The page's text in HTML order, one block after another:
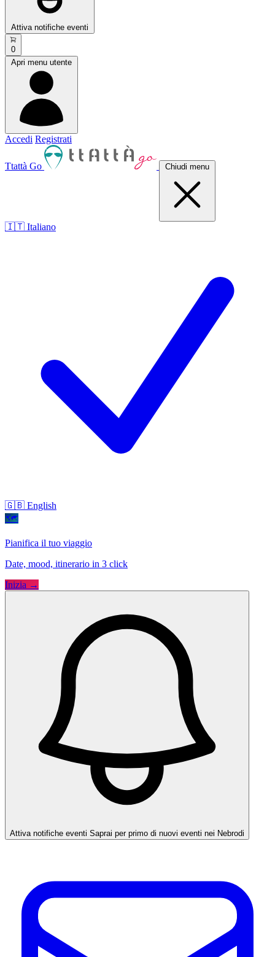
Attiva notifiche eventi
0
Apri menu utente
Accedi Registrati
Ttattà Go Chiudi menu
🇮🇹 Italiano
🇬🇧 English
🗺
Pianifica il tuo viaggio
Date, mood, itinerario in 3 click
Inizia →
Attiva notifiche eventi Saprai per primo di nuovi eventi nei Nebrodi